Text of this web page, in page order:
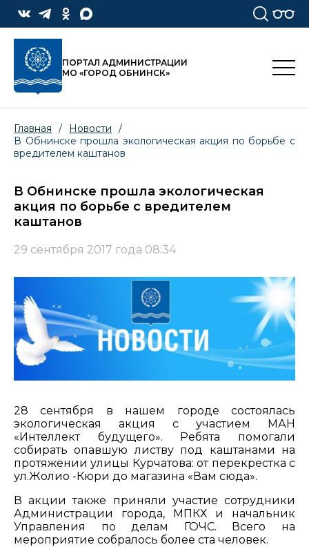
ПОРТАЛ АДМИНИСТРАЦИИ
МО «ГОРОД ОБНИНСК»
Главная / Новости
/
В Обнинске прошла экологическая акция по борьбе с
вредителем каштанов
В Обнинске прошла экологическая
акция по борьбе с вредителем
каштанов
29 сентября 2017 года 08:34
28 сентября в нашем городе состоялась
экологическая акция с участием МАН
«Интеллект будущего». Ребята помогали
собирать опавшую листву под каштанами на
протяжении улицы Курчатова: от перекрестка с
ул.Жолио -Кюри до магазина «Вам сюда».
В акции также приняли участие сотрудники
Администрации города, МПКХ и начальник
Управления по делам ГОЧС. Всего на
мероприятие собралось более ста человек.